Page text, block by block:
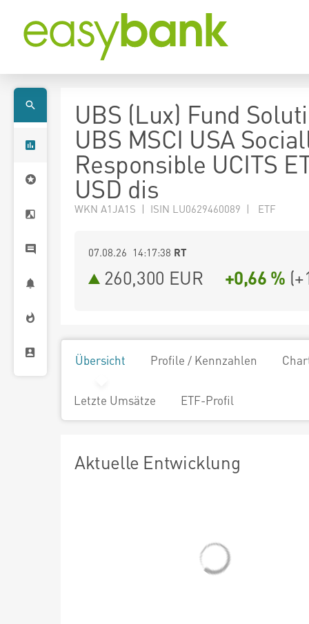
UBS (Lux) Fund
UBS MSCI USA
Responsible UCITS
USD dis
WKN A1JA1S | ISIN LU0629460089 | ETF
07.08.26 14:17:38 RT
260,300 EUR +0,66 % (
Übersicht Profile / Kennzahlen
Letzte Umsätze ETF-Profil
Aktuelle Entwicklung